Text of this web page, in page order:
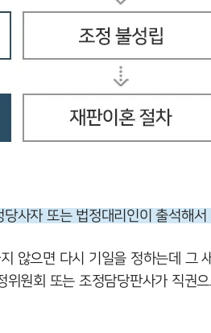
당사자 또는 법정대리인이 출석해
않으면 다시 기일을 정하는데 그
위원회 또는 조정담당판사가 직권